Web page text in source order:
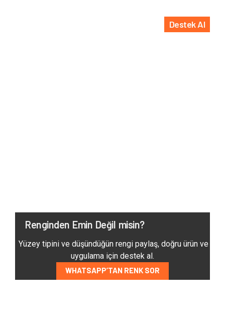
Destek Al
Renginden Emin Değil misin?
Yüzey tipini ve düşündüğün rengi paylaş, doğru ürün ve
uygulama için destek al.
WHATSAPP’TAN RENK SOR